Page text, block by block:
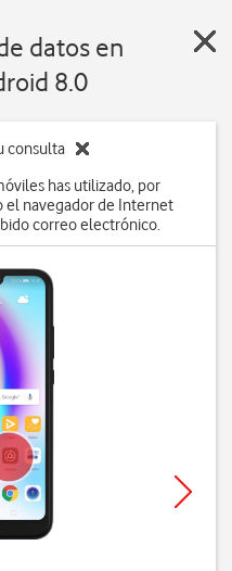
datos en
8.0
consulta
has utilizado, por
el navegador de Internet
correo electrónico.